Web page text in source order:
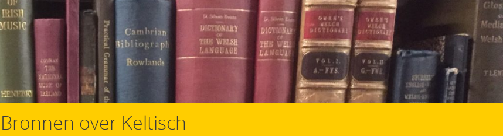
Bronnen over Keltisch